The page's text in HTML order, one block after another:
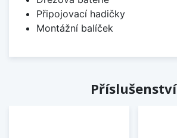
Připojovací hadičky
Montážní balíček
Příslušenství